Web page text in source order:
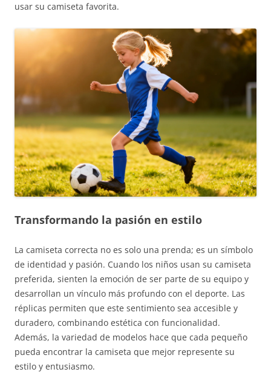
usar su camiseta favorita.
Transformando la pasión en estilo
La camiseta correcta no es solo una prenda; es un símbolo
de identidad y pasión. Cuando los niños usan su camiseta
preferida, sienten la emoción de ser parte de su equipo y
desarrollan un vínculo más profundo con el deporte. Las
réplicas permiten que este sentimiento sea accesible y
duradero, combinando estética con funcionalidad.
Además, la variedad de modelos hace que cada pequeño
pueda encontrar la camiseta que mejor represente su
estilo y entusiasmo.